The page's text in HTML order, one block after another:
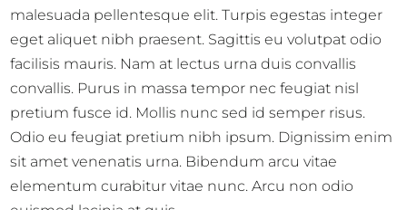
malesuada pellentesque elit. Turpis egestas integer
eget aliquet nibh praesent. Sagittis eu volutpat odio
facilisis mauris. Nam at lectus urna duis convallis
convallis. Purus in massa tempor nec feugiat nisl
pretium fusce id. Mollis nunc sed id semper risus.
Odio eu feugiat pretium nibh ipsum. Dignissim enim
sit amet venenatis urna. Bibendum arcu vitae
elementum curabitur vitae nunc. Arcu non odio